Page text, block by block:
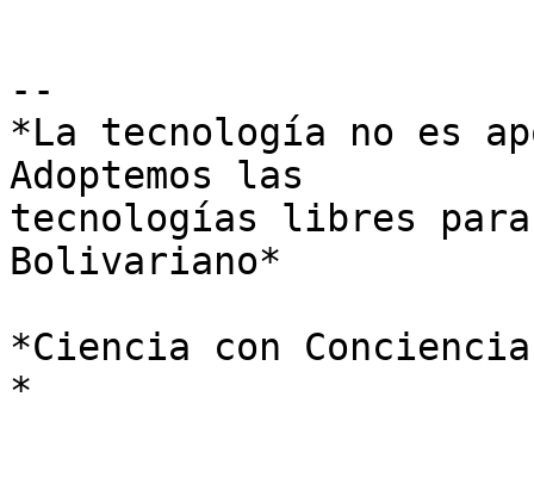
--
*La tecnología no es
Adoptemos las
tecnologías libres
Bolivariano*
*Ciencia con Conciencia
*